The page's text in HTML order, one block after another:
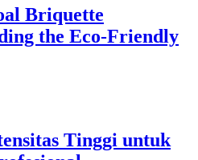
Briquette
the Eco-Friendly
Tinggi untuk